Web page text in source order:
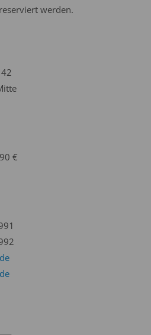
reserviert werden.
€